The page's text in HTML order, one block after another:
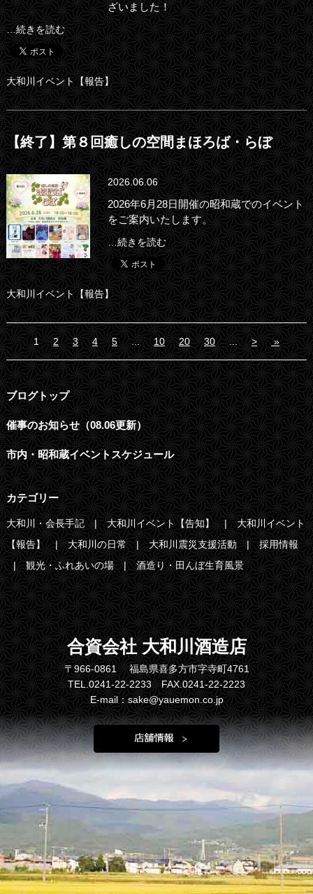
ざいました！
…続きを読む
大和川イベント【報告】
【終了】第８回癒しの空間まほろば・らぼ
2026.06.06
2026年6月28日開催の昭和蔵でのイベント
をご案内いたします。
…続きを読む
大和川イベント【報告】
1 2 3 4 5 ... 10 20 30 ... > »
ブログトップ
催事のお知らせ（08.06更新）
市内・昭和蔵イベントスケジュール
カテゴリー
大和川・会長手記 大和川イベント【告知】
大和川イベント
【報告】
大和川の日常 大和川震災支援活動
採用情報
観光・ふれあいの場
酒造り・田んぼ生育風景
合資会社 大和川酒造店
〒966-0861 福島県喜多方市字寺町4761
TEL.0241-22-2233 FAX.0241-22-2223
E-mail：sake@yauemon.co.jp